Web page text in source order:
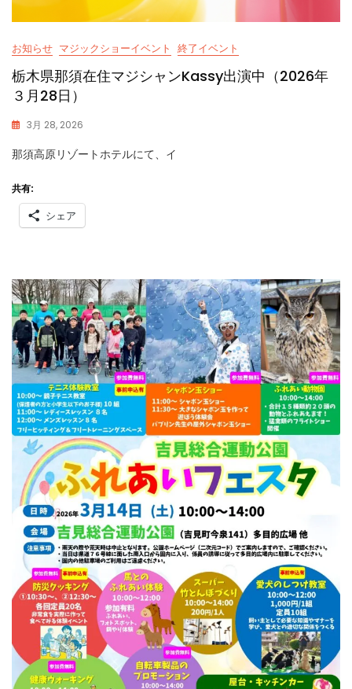
お知らせ マジックショーイベント 終了イベント
栃木県那須在住マジシャンKassy出演中（2026年
３月28日）
3月 28, 2026
A
那須高原リゾートホテルにて、イ
共有:
シェア